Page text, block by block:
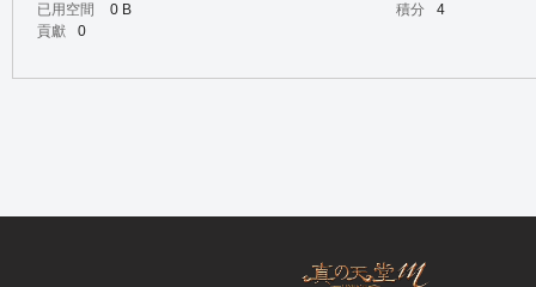
已用空間
0 B 積分
4
貢獻
0